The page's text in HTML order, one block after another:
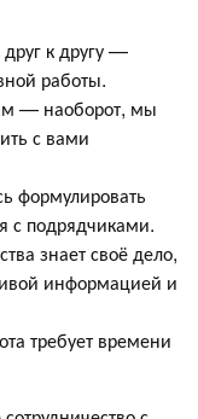
к другу —
работы.
— наоборот, мы
с вами
формулировать
с подрядчиками.
знает своё дело,
информацией и
требует времени